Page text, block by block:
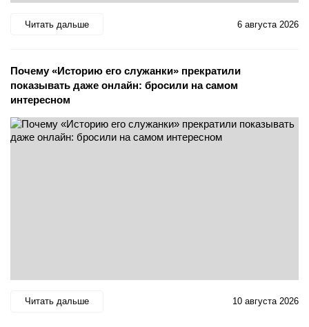
Читать дальше 6 августа 2026
Почему «Историю его служанки» прекратили
показывать даже онлайн: бросили на самом
интересном
Читать дальше 10 августа 2026